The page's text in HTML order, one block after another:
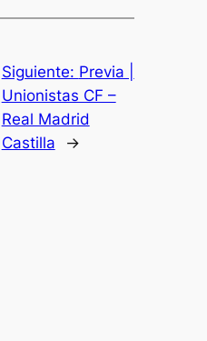
Siguiente: Previa |
Unionistas CF –
Real Madrid
Castilla
→